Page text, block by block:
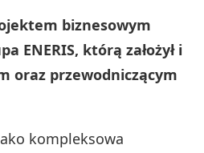
biznesowym
ENERIS, którą założył i
oraz przewodniczącym
kompleksowa